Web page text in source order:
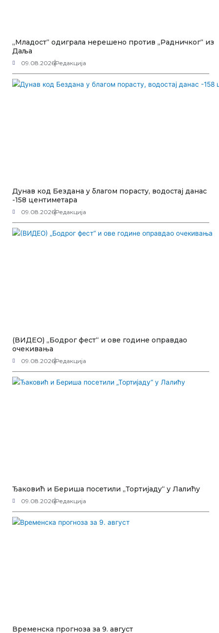
„Младост“ одиграла нерешено против „Радничког“ из
Даља
09.08.2026Редакција
Дунав код Бездана у благом порасту, водостај данас
-158 центиметара
09.08.2026Редакција
(ВИДЕО) „Бодрог фест“ и ове године оправдао
очекивања
09.08.2026Редакција
Ђаковић и Бериша посетили „Тортијаду“ у Лалићу
09.08.2026Редакција
Временска прогноза за 9. август